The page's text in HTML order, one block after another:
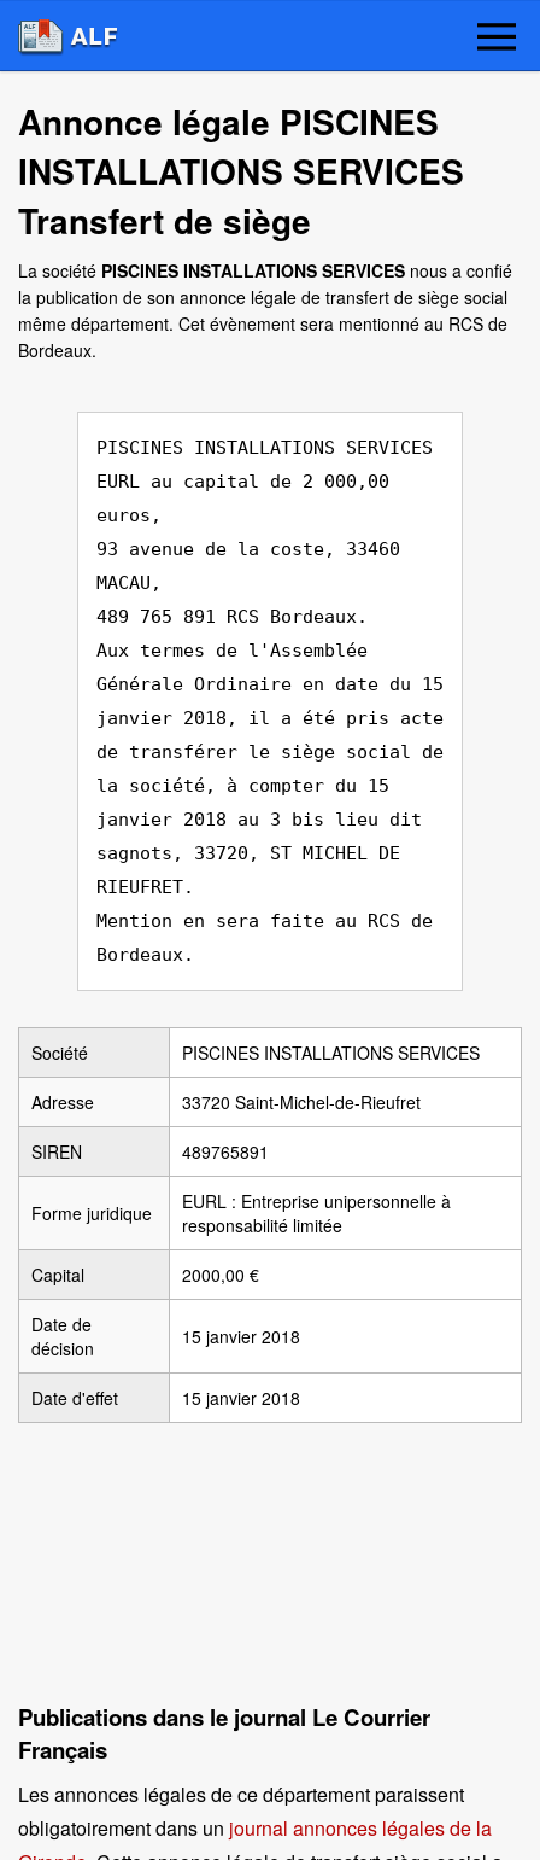
Annonce légale PISCINES
INSTALLATIONS SERVICES
Transfert de siège
La société PISCINES INSTALLATIONS SERVICES nous a confié
la publication de son annonce légale de transfert de siège social
même département. Cet évènement sera mentionné au RCS de
Bordeaux.
PISCINES INSTALLATIONS SERVICES
EURL au capital de 2 000,00
euros,
93 avenue de la coste, 33460
MACAU,
489 765 891 RCS Bordeaux.
Aux termes de l'Assemblée
Générale Ordinaire en date du 15
janvier 2018, il a été pris acte
de transférer le siège social de
la société, à compter du 15
janvier 2018 au 3 bis lieu dit
sagnots, 33720, ST MICHEL DE
RIEUFRET.
Mention en sera faite au RCS de
Bordeaux.
Société PISCINES INSTALLATIONS SERVICES
Adresse 33720 Saint-Michel-de-Rieufret
SIREN 489765891
Forme juridique
EURL : Entreprise unipersonnelle à
responsabilité limitée
Capital 2000,00 €
Date de
décision
15 janvier 2018
Date d'effet 15 janvier 2018
Publications dans le journal Le Courrier
Français
Les annonces légales de ce département paraissent
obligatoirement dans un journal annonces légales de la